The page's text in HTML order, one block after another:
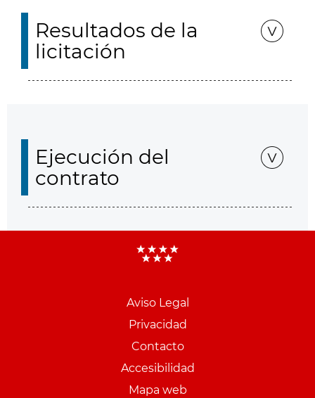
Resultados de la
licitación
Ejecución del
contrato
Aviso Legal
Privacidad
Contacto
Accesibilidad
Mapa web